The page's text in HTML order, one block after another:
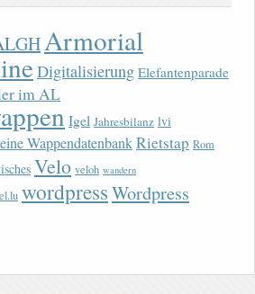
Armorial
Digitalisierung Elefantenparade
im AL
Igel Jahresbilanz lvi
WappendatenbankRietstap Rom
Velo veloh wandern
wordpressWordpress